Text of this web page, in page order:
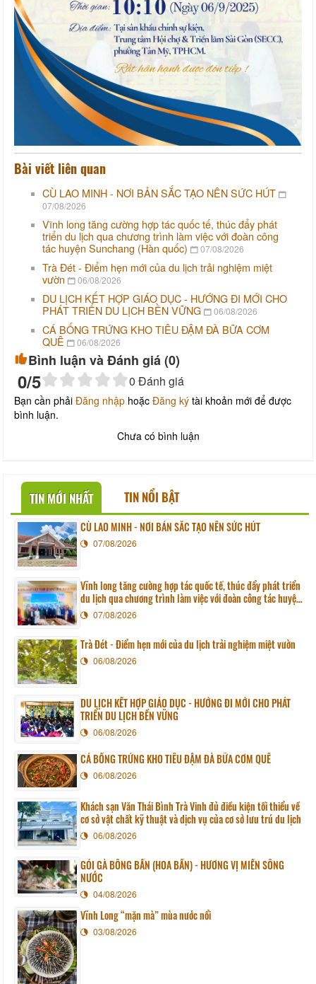
Bài viết liên quan
CÙ LAO MINH - NƠI BẢN SẮC TẠO NÊN SỨC HÚT
07/08/2026
Vĩnh long tăng cường hợp tác quốc tế, thúc đẩy phát
triển du lịch qua chương trình làm việc với đoàn công
tác huyện Sunchang (Hàn quốc)
07/08/2026
Trà Đét - Điểm hẹn mới của du lịch trải nghiệm miệt
vườn
06/08/2026
DU LỊCH KẾT HỢP GIÁO DỤC - HƯỚNG ĐI MỚI CHO
PHÁT TRIỂN DU LỊCH BỀN VỮNG
06/08/2026
CÁ BỐNG TRỨNG KHO TIÊU ĐẬM ĐÀ BỮA CƠM
QUÊ
06/08/2026
Bình luận và Đánh giá (0)
0/5 0 Đánh giá
Bạn cần phải Đăng nhập hoặc Đăng ký tài khoản mới để được
bình luận.
Chưa có bình luận
TIN MỚI NHẤT TIN NỔI BẬT
CÙ LAO MINH - NƠI BẢN SẮC TẠO NÊN SỨC HÚT
07/08/2026
Vĩnh long tăng cường hợp tác quốc tế, thúc đẩy phát triển
du lịch qua chương trình làm việc với đoàn công tác huyện
Sunchang (Hàn quốc)
07/08/2026
Trà Đét - Điểm hẹn mới của du lịch trải nghiệm miệt vườn
06/08/2026
DU LỊCH KẾT HỢP GIÁO DỤC - HƯỚNG ĐI MỚI CHO PHÁT
TRIỂN DU LỊCH BỀN VỮNG
06/08/2026
CÁ BỐNG TRỨNG KHO TIÊU ĐẬM ĐÀ BỮA CƠM QUÊ
06/08/2026
Khách sạn Văn Thái Bình Trà Vinh đủ điều kiện tối thiểu về
cơ sở vật chất kỹ thuật và dịch vụ của cơ sở lưu trú du lịch
06/08/2026
GỎI GÀ BÔNG BẦN (HOA BẦN) - HƯƠNG VỊ MIỀN SÔNG
NƯỚC
04/08/2026
Vĩnh Long “mặn mà” mùa nước nổi
03/08/2026